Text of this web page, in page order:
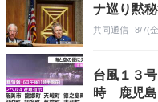
ナ巡り黙
共同通信 8/7(
台風１３
時 鹿児島